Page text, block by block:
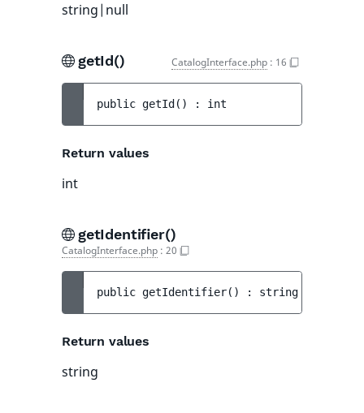
string|null
getId() CatalogInterface.php : 16
public getId ( ) : int
Return values
int
getIdentifier()
CatalogInterface.php : 20
public getIdentifier( ) : string
Return values
string